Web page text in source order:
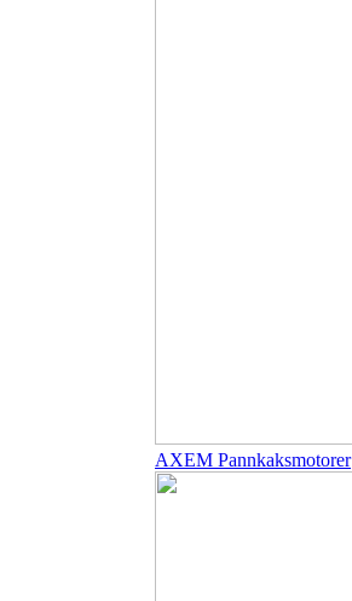
AXEM Pannkaksmotorer